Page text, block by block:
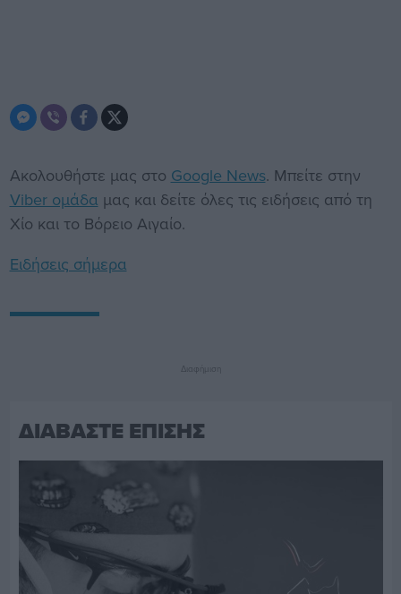
Ακολουθήστε μας στο Google News. Μπείτε στην
Viber ομάδα μας και δείτε όλες τις ειδήσεις από τη
Χίο και το Βόρειο Αιγαίο.
Ειδήσεις σήμερα
Διαφήμιση
ΔΙΑΒΑΣΤΕ ΕΠΙΣΗΣ